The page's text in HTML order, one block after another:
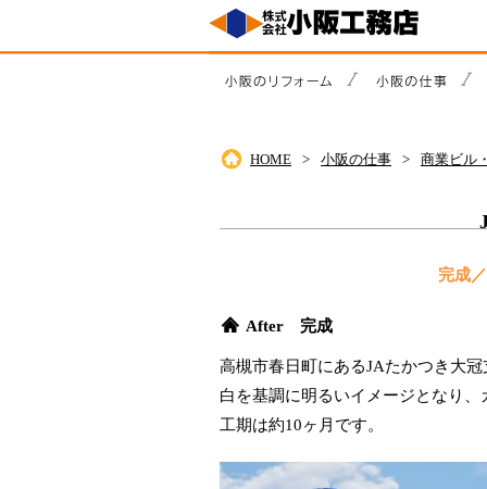
HOME 小阪の仕事 商業ビル
完成
After 完成
高槻市春日町にあるJAたかつき大
白を基調に明るいイメージとなり
工期は約10ヶ月です。